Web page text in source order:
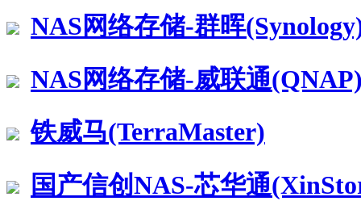
NAS网络存储-群晖
NAS网络存储-威联通
铁威马(TerraMaster)
国产信创NAS-芯华通